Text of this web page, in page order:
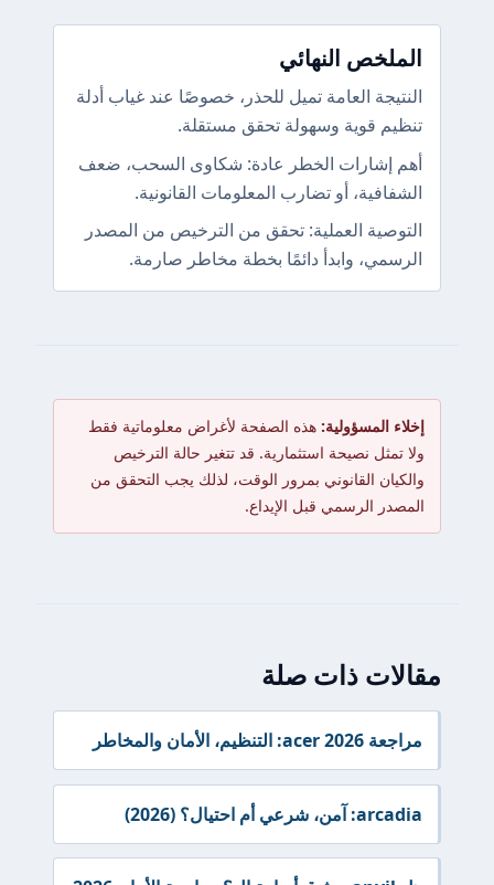
الملخص النهائي
النتيجة العامة تميل للحذر، خصوصًا عند غياب أدلة
تنظيم قوية وسهولة تحقق مستقلة.
أهم إشارات الخطر عادة: شكاوى السحب، ضعف
الشفافية، أو تضارب المعلومات القانونية.
التوصية العملية: تحقق من الترخيص من المصدر
الرسمي، وابدأ دائمًا بخطة مخاطر صارمة.
إخلاء المسؤولية: هذه الصفحة لأغراض معلوماتية فقط
ولا تمثل نصيحة استثمارية. قد تتغير حالة الترخيص
والكيان القانوني بمرور الوقت، لذلك يجب التحقق من
المصدر الرسمي قبل الإيداع.
مقالات ذات صلة
مراجعة acer 2026: التنظيم، الأمان والمخاطر
arcadia: آمن، شرعي أم احتيال؟ (2026)